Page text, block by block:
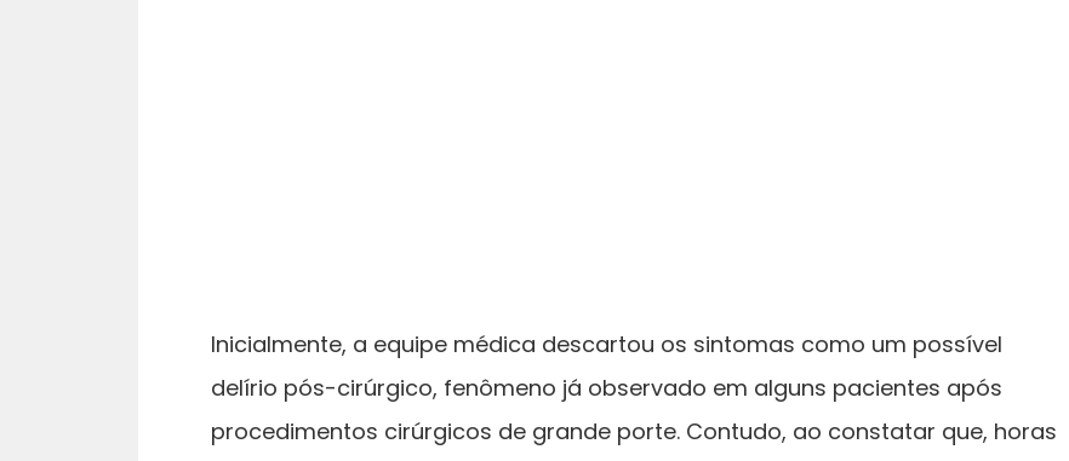
Inicialmente, a equipe médica descartou os sintomas como um possível
delírio pós-cirúrgico, fenômeno já observado em alguns pacientes após
procedimentos cirúrgicos de grande porte. Contudo, ao constatar que, horas